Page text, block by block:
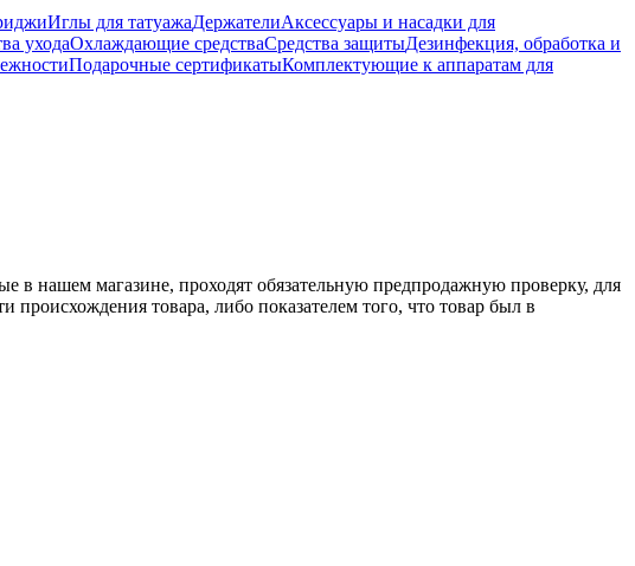
Иглы для татуажаДержателиАксессуары и насадки для
уходаОхлаждающие средстваСредства защитыДезинфекция, обработка и
Подарочные сертификатыКомплектующие к аппаратам для
в нашем магазине, проходят обязательную предпродажную проверку, для
происхождения товара, либо показателем того, что товар был в